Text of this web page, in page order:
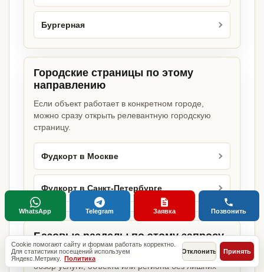
Бургерная
Городские страницы по этому
направлению
Если объект работает в конкретном городе,
можно сразу открыть релевантную городскую
страницу.
Фудкорт в Москве
Фудкорт в Санкт-Петербурге
Базовые разделы по этому запросу
Родительские страницы дают более широкий
обзор услуги, объекта или региона без лишних
Cookie помогают сайту и формам работать корректно.
Для статистики посещений используем
Яндекс.Метрику. Политика
Отклонить Принять
WhatsApp Telegram Заявка Позвонить